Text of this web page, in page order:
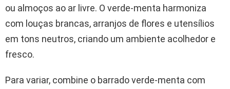
ou almoços ao ar livre. O verde-menta harmoniza
com louças brancas, arranjos de flores e utensílios
em tons neutros, criando um ambiente acolhedor e
fresco.
Para variar, combine o barrado verde-menta com